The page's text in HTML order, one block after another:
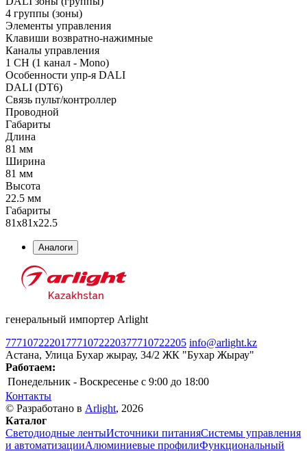
4 группы (зоны)
Элементы управления
Клавиши возвратно-нажимные
Каналы управления
1 CH (1 канал - Mono)
Особенности упр-я DALI
DALI (DT6)
Связь пульт/контроллер
Проводной
Габариты
Длина
81 мм
Ширина
81 мм
Высота
22.5 мм
Габариты
81х81х22.5
Аналоги
генеральный импортер Arlight
77710722201 7771072220377710722205 info@arlight.kz
Астана, Улица Бухар жырау, 34/2 ЖК "Бухар Жырау"
Работаем:
Понедельник - Воскресенье c 9:00 до 18:00
Контакты
© Разработано в Arlight, 2026
Каталог
Светодиодные лентыИсточники питанияСистемы управления
и автоматизацииАлюминиевые профилиФункциональный